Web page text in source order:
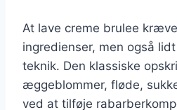
At lave creme brulee
ingredienser, men også
teknik. Den klassiske
æggeblommer, fløde,
ved at tilføje